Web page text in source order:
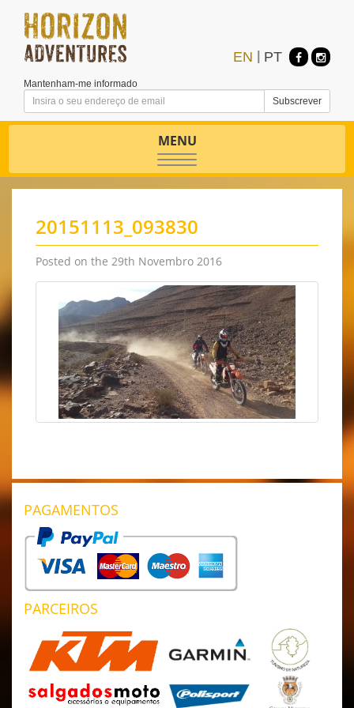
Mantenham-me informado
EN PT
Toggle
navigation
MENU
20151113_093830
Posted on the 29th Novembro 2016
PAGAMENTOS
PARCEIROS